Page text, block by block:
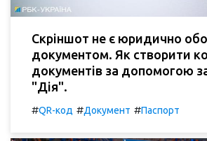
Скріншот не є юридично
документом. Як створити
документів за допомогою
"Дія".
#QR-код #Документ #Паспорт